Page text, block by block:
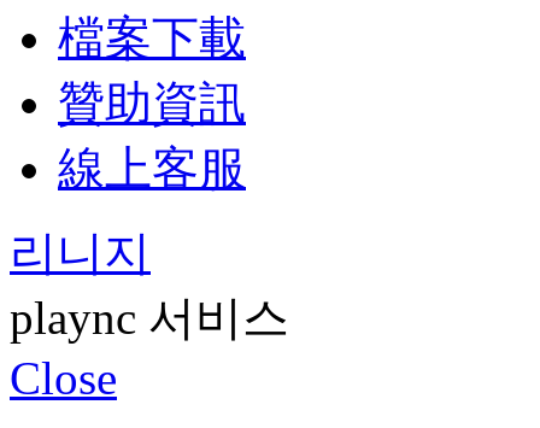
檔案下載
贊助資訊
線上客服
리니지
plaync 서비스
Close